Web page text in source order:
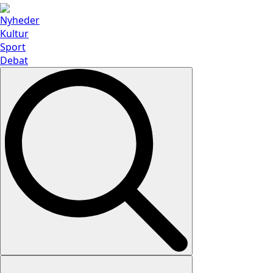
Nyheder
Kultur
Sport
Debat
Search